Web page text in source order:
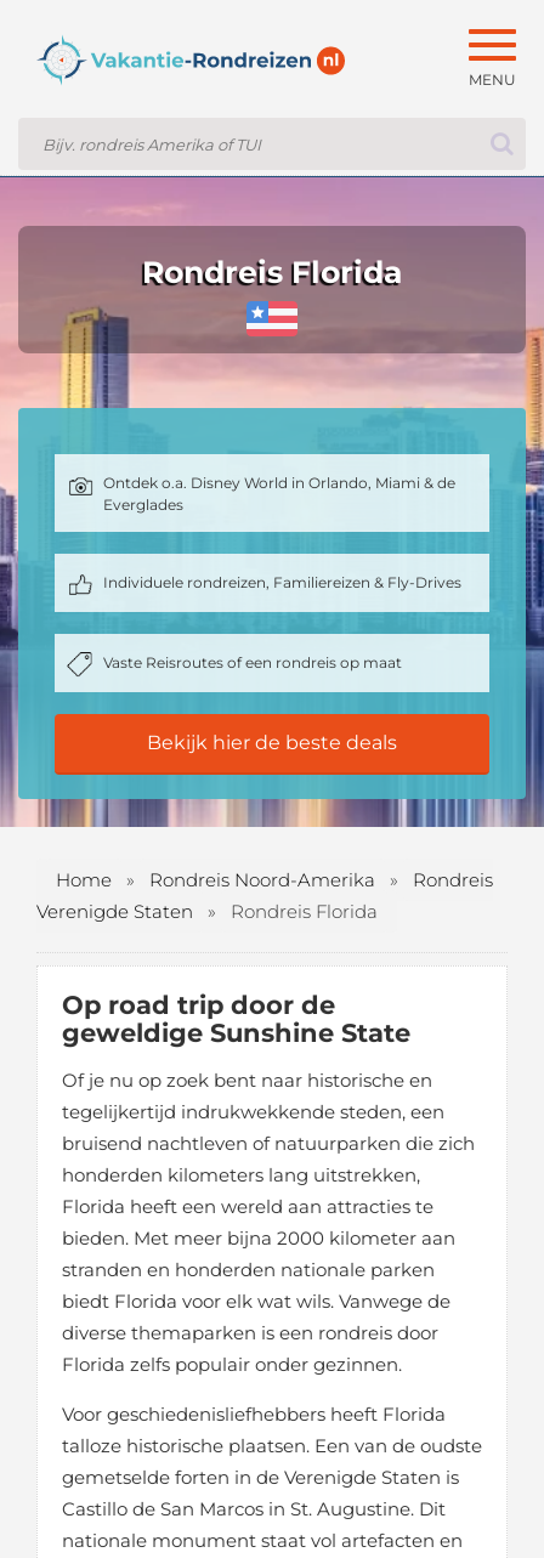
Rondreis Florida
Ontdek o.a. Disney World in Orlando, Miami & de
Everglades
Individuele rondreizen, Familiereizen & Fly-Drives
Vaste Reisroutes of een rondreis op maat
Bekijk hier de beste deals
Home » Rondreis Noord-Amerika »
Rondreis
Verenigde Staten
» Rondreis Florida
Op road trip door de
geweldige Sunshine State
Of je nu op zoek bent naar historische en
tegelijkertijd indrukwekkende steden, een
bruisend nachtleven of natuurparken die zich
honderden kilometers lang uitstrekken,
Florida heeft een wereld aan attracties te
bieden. Met meer bijna 2000 kilometer aan
stranden en honderden nationale parken
biedt Florida voor elk wat wils. Vanwege de
diverse themaparken is een rondreis door
Florida zelfs populair onder gezinnen.
Voor geschiedenisliefhebbers heeft Florida
talloze historische plaatsen. Een van de oudste
gemetselde forten in de Verenigde Staten is
Castillo de San Marcos in St. Augustine. Dit
nationale monument staat vol artefacten en